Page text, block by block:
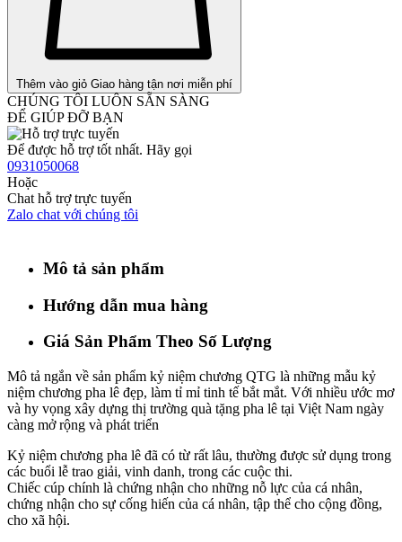
Thêm vào giỏ Giao hàng tận nơi miễn phí
CHÚNG TÔI LUÔN SẴN SÀNG
ĐỂ GIÚP ĐỠ BẠN
Để được hỗ trợ tốt nhất. Hãy gọi
0931050068
Hoặc
Chat hỗ trợ trực tuyến
Zalo chat với chúng tôi
Mô tả sản phẩm
Hướng dẫn mua hàng
Giá Sản Phẩm Theo Số Lượng
Mô tả ngắn về sản phẩm kỷ niệm chương QTG là những mẫu kỷ
niệm chương pha lê đẹp, làm tỉ mỉ tinh tế bắt mắt. Với nhiều ước mơ
và hy vọng xây dựng thị trường quà tặng pha lê tại Việt Nam ngày
càng mở rộng và phát triển
Kỷ niệm chương pha lê đã có từ rất lâu, thường được sử dụng trong
các buổi lễ trao giải, vinh danh, trong các cuộc thi.
Chiếc cúp chính là chứng nhận cho những nỗ lực của cá nhân,
chứng nhận cho sự cống hiến của cá nhân, tập thể cho cộng đồng,
cho xã hội.